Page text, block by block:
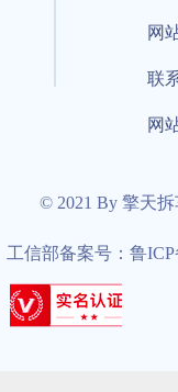
网
联
网
© 2021 By 擎天
工信部备案号：鲁